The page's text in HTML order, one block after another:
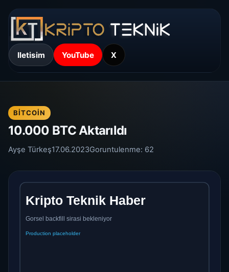
Iletisim YouTube X
BITCOIN
10.000 BTC Aktarıldı
Ayşe Türkeş17.06.2023Goruntulenme: 62